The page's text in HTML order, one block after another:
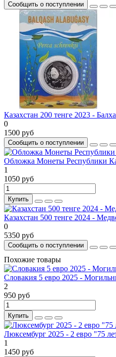
Сообщить о поступлении
Казахстан 200 тенге 2023 -
0
1500 руб
Сообщить о поступлении
Обложка Монеты Республики
1
1050 руб
Купить
Казахстан 500 тенге 2024 -
0
5350 руб
Сообщить о поступлении
Похожие товары
Словакия 5 евро 2025 -
2
950 руб
Купить
Люксембург 2025 - 2 евро "75
1
1450 руб